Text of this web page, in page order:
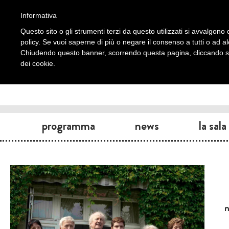
programma news la sala
Informativa
Questo sito o gli strumenti terzi da questo utilizzati si
policy. Se vuoi saperne di più o negare il consenso a tutti o ad
Chiudendo questo banner, scorrendo questa pagina, cliccando
dei cookie.